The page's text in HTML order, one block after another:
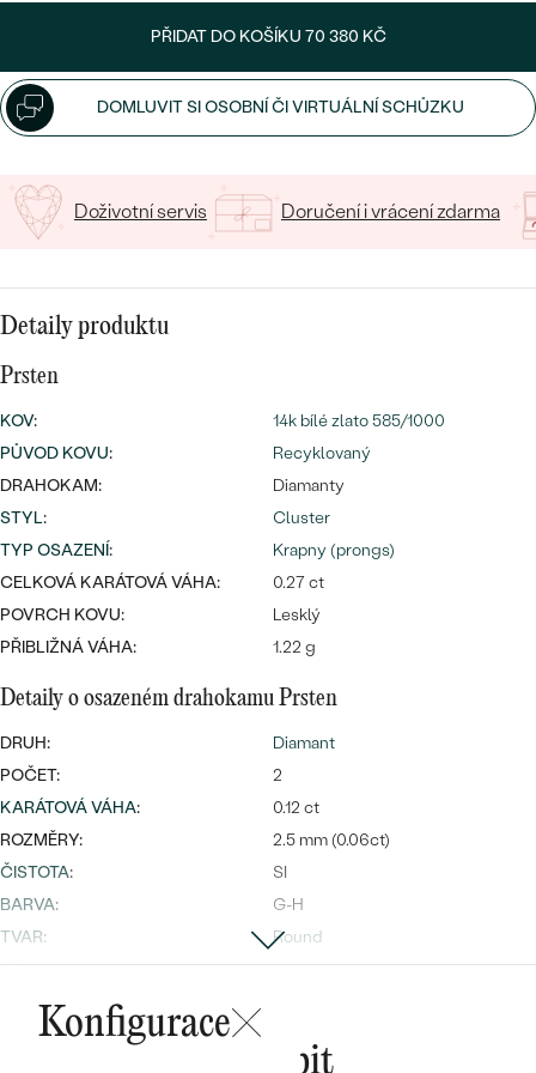
Nejprodávanější
snubní prsteny
DRAHOKAM
DLE MATERIÁLU
PLATINA
Wave kolekce
PROHLÉDNOUT
S DRAHOKAMY
S LAB-GROWN DIAMANTY
DLE STYLU
PERSONALIZOVANÉ
SYMBOLICKÉ
PODLE PŘÍLEŽITOSTI
PODLE BARVY
PODLE TVARU KAMENE
NA MÍRU
DIAMANTY
Nejprodávanější
náušnice
PROHLÉDNOUT
CENOVĚ DOSTUPNÉ
LUXUSNÍ
Personalizované
přívěsky
OBJEVIT
CENOVĚ DOSTUPNÉ
LUXUSNÍ
Nejprodávanější
prsteny
PROHLÉDNOUT
PŘIDAT DO KOŠÍKU 70 380 KČ
DOMLUVIT SI OSOBNÍ ČI VIRTUÁLNÍ SCHŮZKU
Doživotní servis Doručení i vrácení zdarma
Detaily produktu
Prsten
KOV:
14k bílé zlato 585/1000
PŮVOD KOVU:
Recyklovaný
DRAHOKAM:
Diamanty
STYL:
Cluster
TYP OSAZENÍ:
Krapny (prongs)
CELKOVÁ KARÁTOVÁ VÁHA:
0.27 ct
POVRCH KOVU:
Lesklý
PŘIBLIŽNÁ VÁHA:
1.22 g
Detaily o osazeném drahokamu Prsten
DRUH:
Diamant
POČET:
2
KARÁTOVÁ VÁHA:
0.12 ct
ROZMĚRY:
2.5 mm (0.06ct)
ČISTOTA:
SI
BARVA:
G-H
TVAR:
Round
PŮVOD:
Přírodní
Postranní drahokamy Prsten
Diamant
Konfigurace
Mohlo by se vám líbit